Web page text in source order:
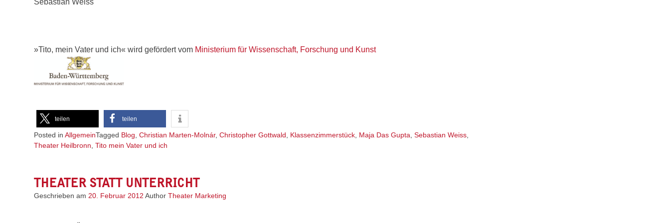
»Tito, mein Vater und ich« wird gefördert vom Ministerium für Wissenschaft, Forschung und Kunst
teilen teilen
Posted in AllgemeinTagged Blog Christian Marten-Molnár, Christopher Gottwald Klassenzimmerstück Maja Das Gupta Sebastian Weiss
Theater Heilbronn Tito mein Vater und ich
THEATER STATT UNTERRICHT
Geschrieben am 20. Februar 2012 Author Theater Marketing